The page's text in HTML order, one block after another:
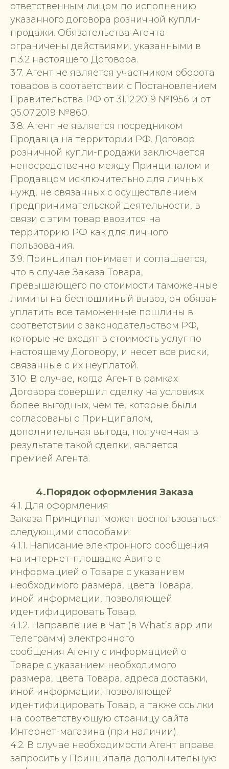
ответственным лицом по исполнению
указанного договора розничной купли-
продажи. Обязательства Агента
ограничены действиями, указанными в
п.3.2 настоящего Договора.
3.7. Агент не является участником оборота
товаров в соответствии с Постановлением
Правительства РФ от 31.12.2019 №1956 и от
05.07.2019 №860.
3.8. Агент не является посредником
Продавца на территории РФ. Договор
розничной купли-продажи заключается
непосредственно между Принципалом и
Продавцом исключительно для личных
нужд, не связанных с осуществлением
предпринимательской деятельности, в
связи с этим товар ввозится на
территорию РФ как для личного
пользования.
3.9. Принципал понимает и соглашается,
что в случае Заказа Товара,
превышающего по стоимости таможенные
лимиты на беспошлиный вывоз, он обязан
уплатить все таможенные пошлины в
соответствии с законодательством РФ,
которые не входят в стоимость услуг по
настоящему Договору, и несет все риски,
связанные с их неуплатой.
3.10. В случае, когда Агент в рамках
Договора совершил сделку на условиях
более выгодных, чем те, которые были
согласованы с Принципалом,
дополнительная выгода, полученная в
результате такой сделки, является
премией Агента.
4.Порядок оформления Заказа
4.1. Для оформления
Заказа Принципал может воспользоваться
следующими способами:
4.1.1. Написание электронного сообщения
на интернет-площадке Авито с
информацией о Товаре с указанием
необходимого размера, цвета Товара,
иной информации, позволяющей
идентифицировать Товар.
4.1.2. Направление в Чат (в What’s app или
Телеграмм) электронного
сообщения Агенту с информацией о
Товаре с указанием необходимого
размера, цвета Товара, адреса доставки,
иной информации, позволяющей
идентифицировать Товар, а также ссылки
на соответствующую страницу сайта
Интернет-магазина (при наличии).
4.2. В случае необходимости Агент вправе
запросить у Принципала дополнительную